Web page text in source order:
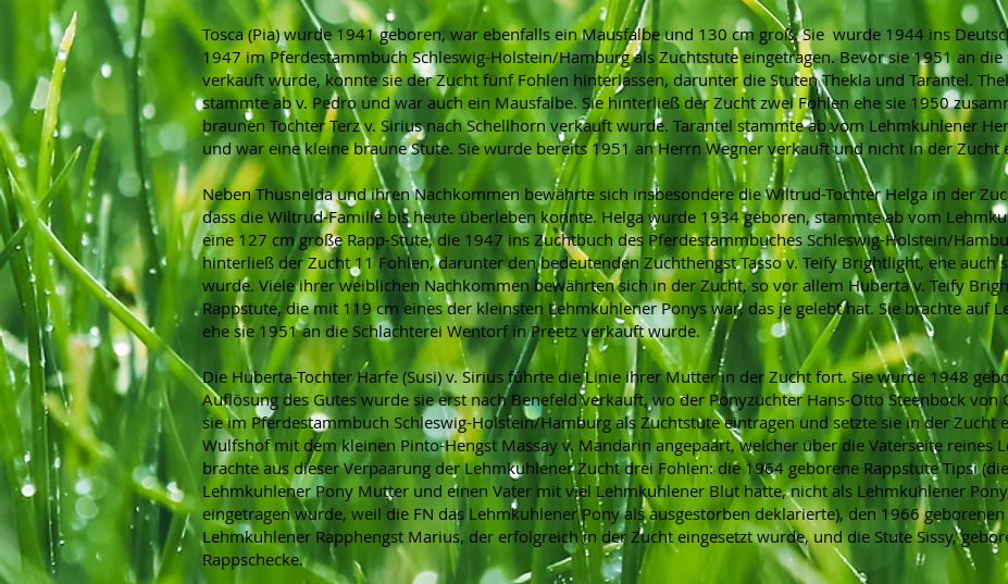
Tosca (Pia) wurde 1941 geboren, war ebenfalls ein Mausfalbe und 130 cm groß. Sie wurde 1944 ins
1947 im Pferdestammbuch Schleswig-Holstein/Hamburg als Zuchtstute eingetragen. Bevor sie 1951 an
verkauft wurde, konnte sie der Zucht fünf Fohlen hinterlassen, darunter die Stuten Thekla und Tarantel.
stammte ab v. Pedro und war auch ein Mausfalbe. Sie hinterließ der Zucht zwei Fohlen ehe sie 1950
braunen Tochter Terz v. Sirius nach Schellhorn verkauft wurde. Tarantel stammte ab vom Lehmkuhlener
und war eine kleine braune Stute. Sie wurde bereits 1951 an Herrn Wegner verkauft und nicht in der Zucht
Neben Thusnelda und ihren Nachkommen bewährte sich insbesondere die Wiltrud-Tochter Helga in der
dass die Wiltrud-Familie bis heute überleben konnte. Helga wurde 1934 geboren, stammte ab vom
eine 127 cm große Rapp-Stute, die 1947 ins Zuchtbuch des Pferdestammbuches Schleswig-Holstein/
hinterließ der Zucht 11 Fohlen, darunter den bedeutenden Zuchthengst Tasso v. Teify Brightlight, ehe auch
wurde. Viele ihrer weiblichen Nachkommen bewährten sich in der Zucht, so vor allem Huberta v. Teify
Rappstute, die mit 119 cm eines der kleinsten Lehmkuhlener Ponys war, das je gelebt hat. Sie brachte auf
ehe sie 1951 an die Schlachterei Wentorf in Preetz verkauft wurde.
Die Huberta-Tochter Harfe (Susi) v. Sirius führte die Linie ihrer Mutter in der Zucht fort. Sie wurde 1948
Auflösung des Gutes wurde sie erst nach Benefeld verkauft, wo der Ponyzüchter Hans-Otto Steenbock
sie im Pferdestammbuch Schleswig-Holstein/Hamburg als Zuchtstute eintragen und setzte sie in der Zucht
Wulfshof mit dem kleinen Pinto-Hengst Massay v. Mandarin angepaart, welcher über die Vaterseite reines
brachte aus dieser Verpaarung der Lehmkuhlener Zucht drei Fohlen: die 1964 geborene Rappstute Tipsi
Lehmkuhlener Pony Mutter und einen Vater mit viel Lehmkuhlener Blut hatte, nicht als Lehmkuhlener
eingetragen wurde, weil die FN das Lehmkuhlener Pony als ausgestorben deklarierte), den 1966
Lehmkuhlener Rapphengst Marius, der erfolgreich in der Zucht eingesetzt wurde, und die Stute Sissy,
Rappschecke.